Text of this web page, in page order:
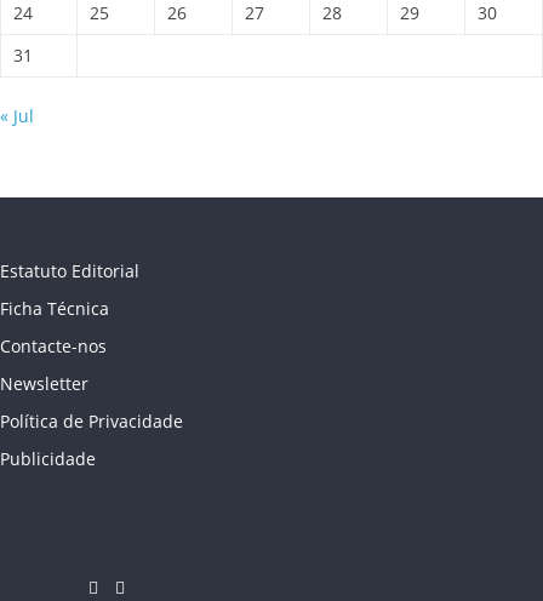
24
25 26 27 28 29
30
31
« Jul
Estatuto Editorial
Ficha Técnica
Contacte-nos
Newsletter
Política de Privacidade
Publicidade